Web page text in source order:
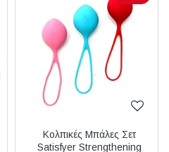
Κολπικές Μπάλες Σετ
Satisfyer Strengthening